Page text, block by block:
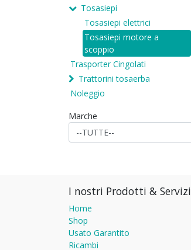
Tosasiepi
Tosasiepi elettrici
Tosasiepi motore a
scoppio
Trasporter Cingolati
Trattorini tosaerba
Noleggio
Marche
I nostri Prodotti & Servizi
Home
Shop
Usato Garantito
Ricambi